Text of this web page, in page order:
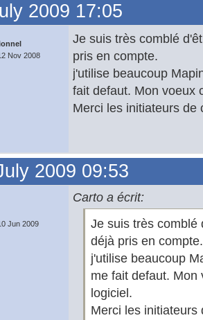
2009 17:05
Nov 2008
Je suis très comblé
pris en compte.
j'utilise beaucoup
fait defaut. Mon voeux
Merci les initiateurs de
2009 09:53
Jun 2009
Carto a écrit:
Je suis très comblé
déjà pris en compte.
j'utilise beaucoup
me fait defaut. Mon
logiciel.
Merci les initiateurs